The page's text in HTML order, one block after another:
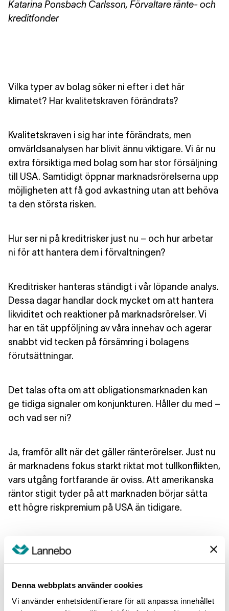
Denna webbplats använder cookies
Vi använder enhetsidentifierare för att anpassa innehållet
Katarina Ponsbach Carlsson, Förvaltare ränte- och
kreditfonder
Vilka typer av bolag söker ni efter i det här
klimatet? Har kvalitetskraven förändrats?
Kvalitetskraven i sig har inte förändrats, men
omvärldsanalysen har blivit ännu viktigare. Vi är nu
extra försiktiga med bolag som har stor försäljning
till USA. Samtidigt öppnar marknadsrörelserna upp
möjligheten att få god avkastning utan att behöva
ta den största risken.
Hur ser ni på kreditrisker just nu – och hur arbetar
ni för att hantera dem i förvaltningen?
Kreditrisker hanteras ständigt i vår löpande analys.
Dessa dagar handlar dock mycket om att hantera
likviditet och reaktioner på marknadsrörelser. Vi
har en tät uppföljning av våra innehav och agerar
snabbt vid tecken på försämring i bolagens
förutsättningar.
Det talas ofta om att obligationsmarknaden kan
ge tidiga signaler om konjunkturen. Håller du med –
och vad ser ni?
Ja, framför allt när det gäller ränterörelser. Just nu
är marknadens fokus starkt riktat mot tullkonflikten,
vars utgång fortfarande är oviss. Att amerikanska
räntor stigit tyder på att marknaden börjar sätta
ett högre riskpremium på USA än tidigare.
Vilken roll kan en företagsobligationsfond spela i
en långsiktig portfölj?
Trots den ökade volatiliteten är
företagsobligationer generellt betydligt mindre